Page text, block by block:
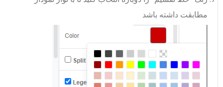
مطابقت داشته باشد